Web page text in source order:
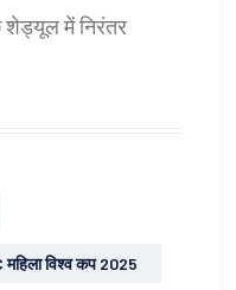
शेड्यूल में निरंतर
महिला विश्व कप 2025